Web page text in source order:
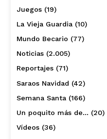
Juegos(19)
La Vieja Guardia(10)
Mundo Becario (77)
Noticias(2.005)
Reportajes(71)
Saraos Navidad (42)
Semana Santa(166)
Un poquito más de… (20)
Vídeos(36)